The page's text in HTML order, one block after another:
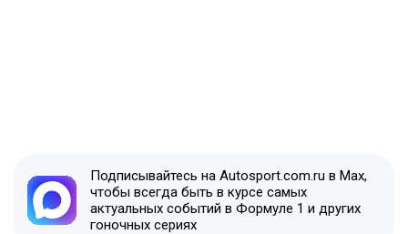
Подписывайтесь на Autosport.com.ru в Max,
чтобы всегда быть в курсе самых
актуальных событий в Формуле 1 и других
гоночных сериях